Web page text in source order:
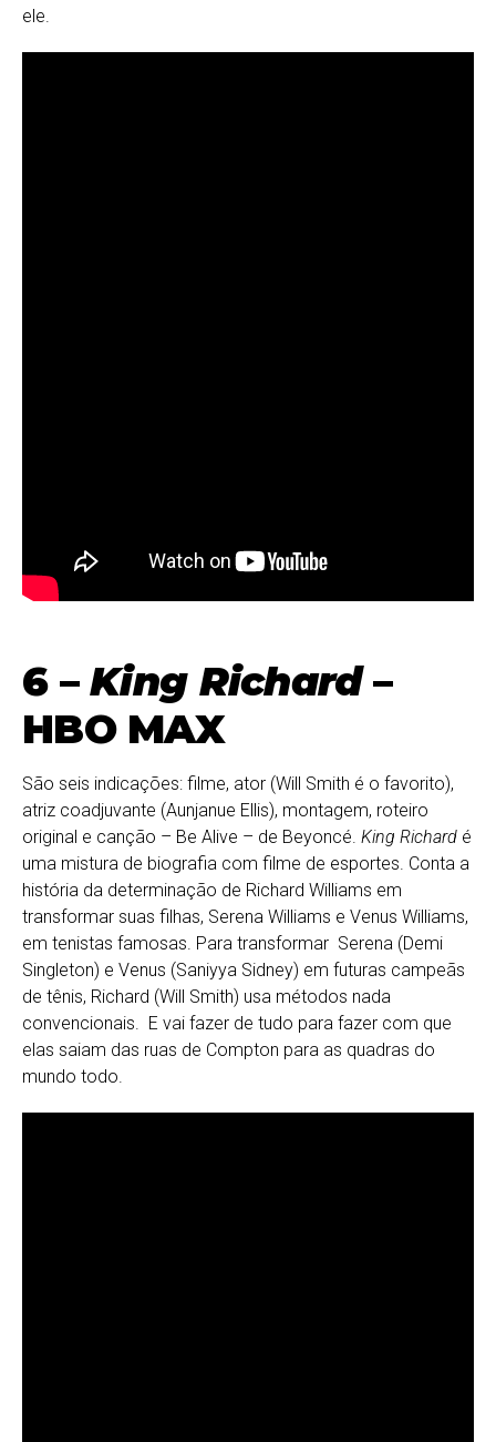
ele.
6 –King Richard –
HBO MAX
São seis indicações: filme, ator (Will Smith é o favorito),
atriz coadjuvante (Aunjanue Ellis), montagem, roteiro
original e canção – Be Alive – de Beyoncé. King Richard é
uma mistura de biografia com filme de esportes. Conta a
história da determinação de Richard Williams em
transformar suas filhas, Serena Williams e Venus Williams,
em tenistas famosas. Para transformar Serena (Demi
Singleton) e Venus (Saniyya Sidney) em futuras campeãs
de tênis, Richard (Will Smith) usa métodos nada
convencionais. E vai fazer de tudo para fazer com que
elas saiam das ruas de Compton para as quadras do
mundo todo.